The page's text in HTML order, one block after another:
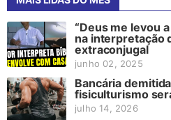
“Deus me levou
na interpretação
extraconjugal
junho 02, 2025
Bancária
fisiculturismo
julho 14, 2026